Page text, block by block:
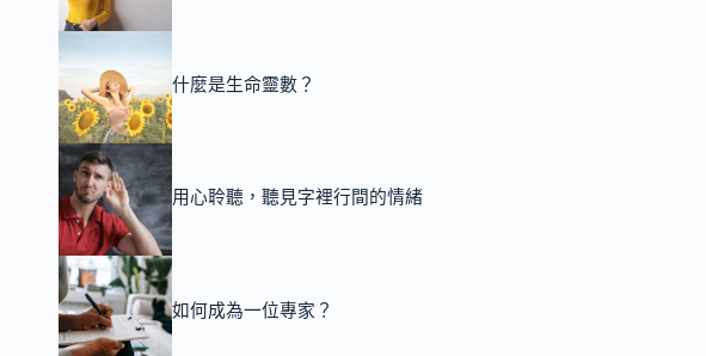
什麼是生命靈數？
用心聆聽，聽見字裡行間的情緒
如何成為一位專家？